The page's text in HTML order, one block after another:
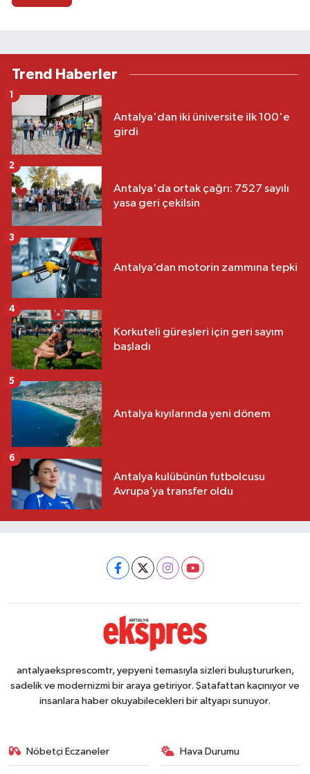
Trend Haberler
Antalya'dan iki üniversite ilk 100'e
girdi
1
Antalya'da ortak çağrı: 7527 sayılı
yasa geri çekilsin
2
Antalya’dan motorin zammına tepki
3
Korkuteli güreşleri için geri sayım
başladı
4
Antalya kıyılarında yeni dönem
5
Antalya kulübünün futbolcusu
Avrupa’ya transfer oldu
6
antalyaeksprescomtr, yepyeni temasıyla sizleri buluştururken,
sadelik ve modernizmi bir araya getiriyor. Şatafattan kaçınıyor ve
insanlara haber okuyabilecekleri bir altyapı sunuyor.
Nöbetçi Eczaneler Hava Durumu